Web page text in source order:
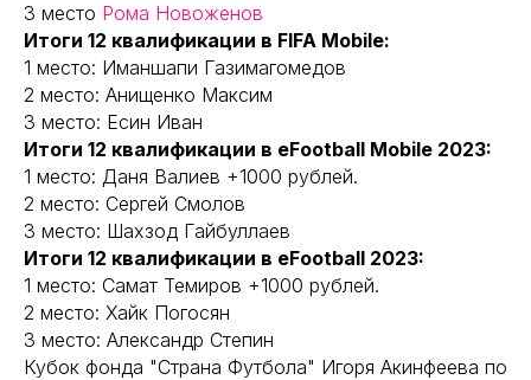
3 место Рома Новоженов
Итоги 12 квалификации в FIFA Mobile:
1 место: Иманшапи Газимагомедов
2 место: Анищенко Максим
3 место: Есин Иван
Итоги 12 квалификации в eFootball Mobile 2023:
1 место: Даня Валиев +1000 рублей.
2 место: Сергей Смолов
3 место: Шахзод Гайбуллаев
Итоги 12 квалификации в eFootball 2023:
1 место: Самат Темиров +1000 рублей.
2 место: Хайк Погосян
3 место: Александр Степин
Кубок фонда "Страна Футбола" Игоря Акинфеева по